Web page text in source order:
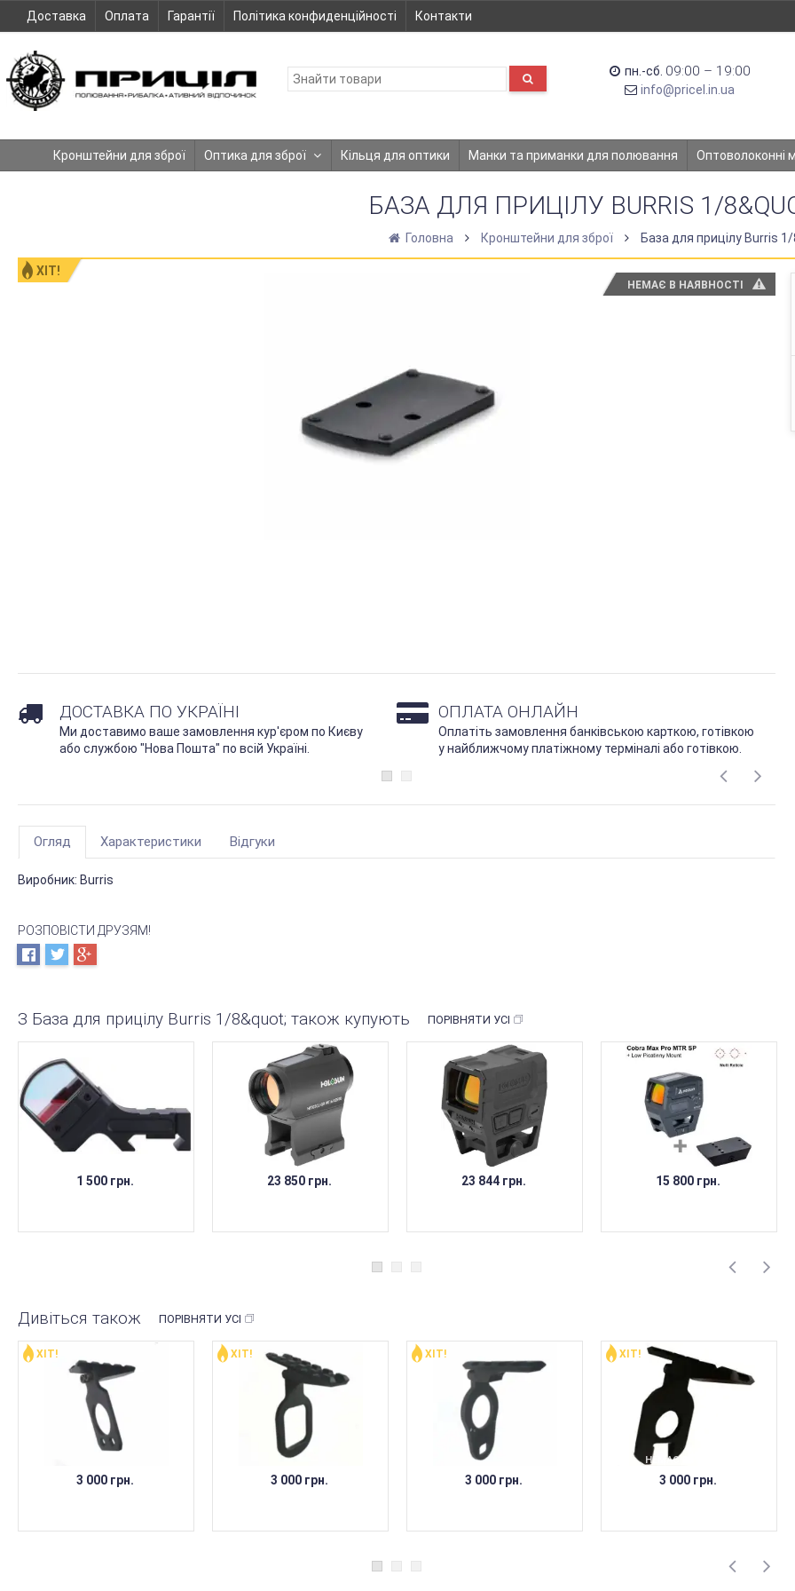
Доставка Оплата Гарантії Політика конфиденційності Контакти
пн.-сб. 09:00 – 19:00
info@pricel.in.ua
Кронштейни для зброї Оптика для зброї Кільця для оптики Манки та приманки для полювання Оптоволоконні
БАЗА ДЛЯ ПРИЦІЛУ BURRIS 1/
Головна Кронштейни для зброї База для прицілу Burris 1/
ХІТ!
НЕМАЄ В НАЯВНОСТІ
ДОСТАВКА ПО УКРАЇНІ
Ми доставимо ваше замовлення кур'єром по Києву
або службою "Нова Пошта" по всій Україні.
ОПЛАТА ОНЛАЙН
Оплатіть замовлення банківською карткою, готівкою
у найближчому платіжному терміналі або готівкою.
Огляд Характеристики Відгуки
Виробник: Burris
РОЗПОВІСТИ ДРУЗЯМ!
З База для прицілу Burris 1/8&quot; також купують ПОРІВНЯТИ УСІ
1 500 грн. 23 850 грн. 23 844 грн. 15 800 грн.
Дивіться також ПОРІВНЯТИ УСІ
3 000 грн.
ХІТ!
3 000 грн.
ХІТ!
3 000 грн.
ХІТ!
3 000 грн.
НЕМАЄ В НАЯВНОСТІ
ХІТ!